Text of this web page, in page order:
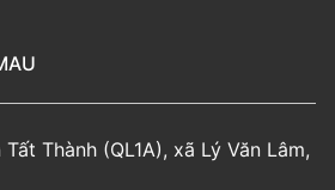
Thành (QL1A), xã Lý Văn Lâm,